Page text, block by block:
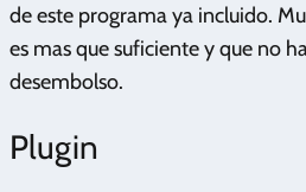
de este programa ya incluido.
es mas que suficiente y que no
desembolso.
Plugin